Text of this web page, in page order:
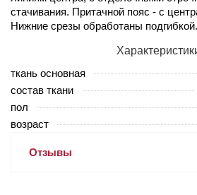
стачивания. Притачной пояс - с
Нижние срезы обработаны подгибкой.
ткань основная
состав ткани
пол
возраст
Отзывы